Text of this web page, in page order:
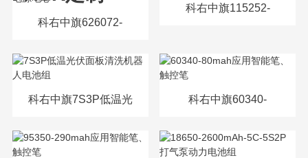
科右中旗626072-
科右中旗115252-
科右中旗7S3P低温光 科右中旗60340-
触控笔